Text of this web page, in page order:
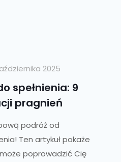
2025
spełnienia: 9
pragnień
podróż od
Ten artykuł pokaże
poprowadzić Cię